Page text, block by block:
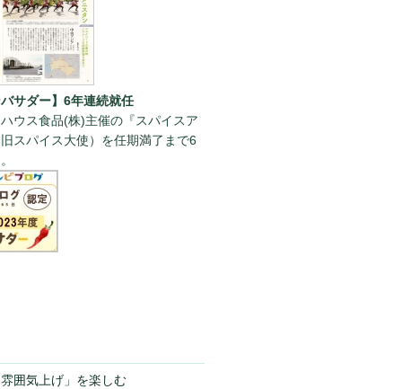
バサダー】6年連続就任
ウス食品(株)主催の『スパイスア
スパイス大使）を任期満了まで6
囲気上げ」を楽しむ